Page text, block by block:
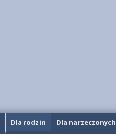
Dla rodzin Dla narzeczonych